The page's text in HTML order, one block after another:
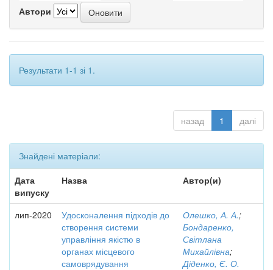
Автори
Результати 1-1 зі 1.
назад 1 далі
Знайдені матеріали:
Дата
випуску
Назва Автор(и)
лип-2020
Удосконалення підходів до
створення системи
управління якістю в
органах місцевого
самоврядування
Олешко, А. А.;
Бондаренко,
Світлана
Михайлівна;
Діденко, Є. О.